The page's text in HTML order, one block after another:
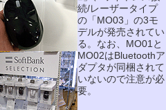
続/レーザータイプ
の「MO03」の3モ
デルが発売されてい
る。なお、MO01と
MO02はBluetoothア
ダプタが同梱されて
いないので注意が必
要。